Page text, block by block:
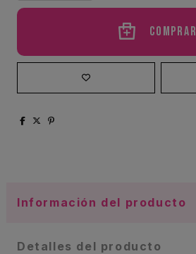
Comprar
Información del producto
Detalles del producto